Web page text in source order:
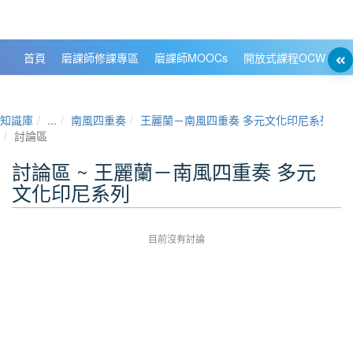
首頁 磨課師修課專區 磨課師MOOCs 開放式課程OCW
知識庫 ... 南風四重奏
王麗蘭－南風四重奏 多元文化印尼系列
討論區
討論區 ~ 王麗蘭－南風四重奏 多元
文化印尼系列
目前沒有討論